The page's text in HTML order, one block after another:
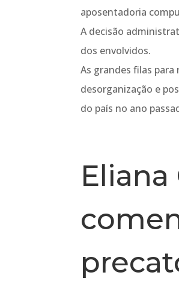
aposentadoria
A decisão
dos envolvidos.
As grandes filas
desorganização e
do país no ano